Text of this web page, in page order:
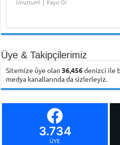
Unuttum! | Kayıt Ol
Üye & Takipçilerimiz
Sitemize üye olan36,456denizci ile
medya kanallarında da sizlerleyiz.
3.734
ÜYE